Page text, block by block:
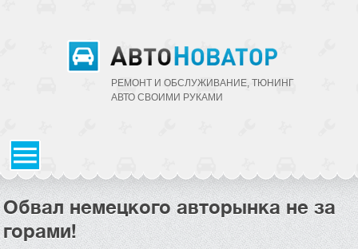
РЕМОНТ И ОБСЛУЖИВАНИЕ, ТЮНИНГ
АВТО CВОИМИ РУКАМИ
Обвал немецкого авторынка не за
горами!